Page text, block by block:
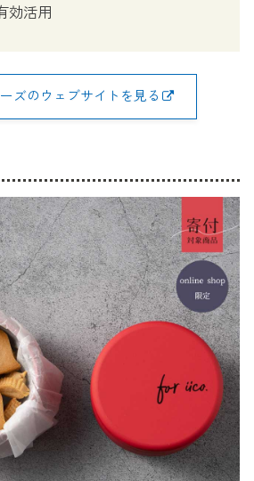
効活用
ズのウェブサイトを見る